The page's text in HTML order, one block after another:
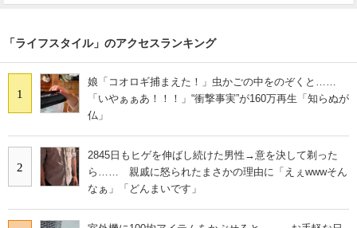
「ライフスタイル」のアクセスランキング
1
娘「コオロギ捕まえた！」虫かごの中をのぞくと……
「いやぁぁあ！！！」“衝撃事実”が160万再生「知らぬが
仏」
2
2845日もヒゲを伸ばし続けた男性→意を決して剃った
ら…… 親戚に怒られたまさかの理由に「えぇwwwそん
なぁ」「どんまいです」